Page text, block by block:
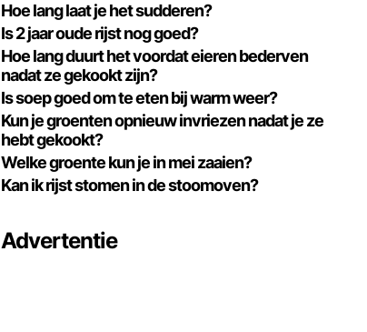
Hoe lang laat je het sudderen?
Is 2 jaar oude rijst nog goed?
Hoe lang duurt het voordat eieren bederven
nadat ze gekookt zijn?
Is soep goed om te eten bij warm weer?
Kun je groenten opnieuw invriezen nadat je ze
hebt gekookt?
Welke groente kun je in mei zaaien?
Kan ik rijst stomen in de stoomoven?
Advertentie